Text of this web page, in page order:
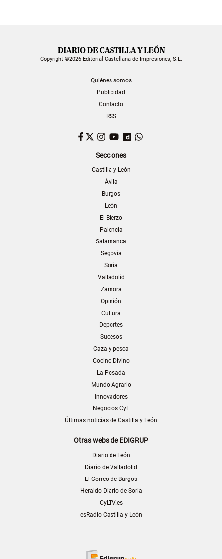
Copyright ©2026 Editorial Castellana de Impresiones, S.L.
Quiénes somos
Publicidad
Contacto
RSS
Facebook
TwitterInstagram
YouTubeDailymotion
Secciones
Castilla y León
Ávila
Burgos
León
El Bierzo
Palencia
Salamanca
Segovia
Soria
Valladolid
Zamora
Opinión
Cultura
Deportes
Sucesos
Caza y pesca
Cocino Divino
La Posada
Mundo Agrario
Innovadores
Negocios CyL
Últimas noticias de Castilla y León
Otras webs de EDIGRUP
Diario de León
Diario de Valladolid
El Correo de Burgos
Heraldo-Diario de Soria
CyLTV.es
esRadio Castilla y León